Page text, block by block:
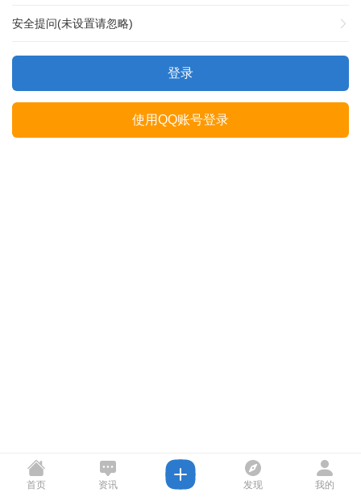
安全提问(未设置请忽略)
登录
使用QQ账号登录
首页 资讯 发现 我的